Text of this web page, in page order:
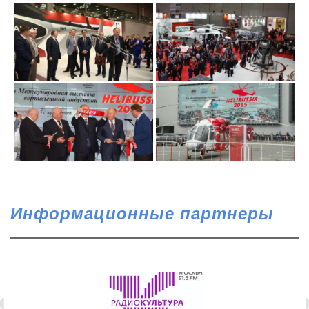
Информационные партнеры